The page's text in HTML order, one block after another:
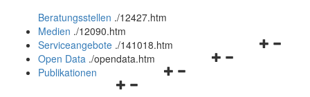
und
schließen
Beratungsstellen ./12427.htm
Medien ./12090.htm
Navigationsmenü
Serviceangebote ./141018.htm
Navigationsmenü
Open Data ./opendata.htm
Navigationsmenü
Publikationen